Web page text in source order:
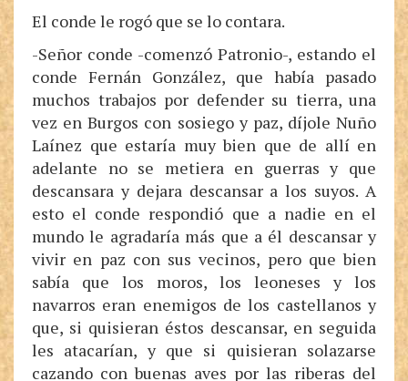
El conde le rogó que se lo contara.
-Señor conde -comenzó Patronio-, estando el
conde Fernán González, que había pasado
muchos trabajos por defender su tierra, una
vez en Burgos con sosiego y paz, díjole Nuño
Laínez que estaría muy bien que de allí en
adelante no se metiera en guerras y que
descansara y dejara descansar a los suyos. A
esto el conde respondió que a nadie en el
mundo le agradaría más que a él descansar y
vivir en paz con sus vecinos, pero que bien
sabía que los moros, los leoneses y los
navarros eran enemigos de los castellanos y
que, si quisieran éstos descansar, en seguida
les atacarían, y que si quisieran solazarse
cazando con buenas aves por las riberas del